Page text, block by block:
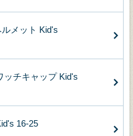
メット Kid's
ッチキャップ Kid's
16-25